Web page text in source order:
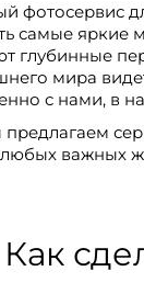
самые
глубинные
мира
с нами, в
любых важных
Как